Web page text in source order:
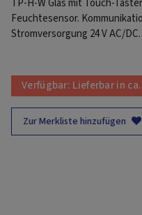
TP-H-W Glas mit Touch-
Feuchtesensor.
Stromversorgung 24 V AC/
Verfügbar: Lieferbar in
Zur Merkliste hinzufügen